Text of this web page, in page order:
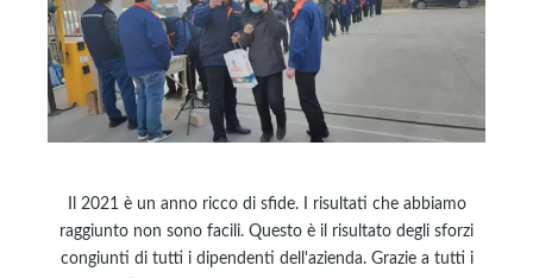
Il 2021 è un anno ricco di sfide. I risultati che abbiamo
raggiunto non sono facili. Questo è il risultato degli sforzi
congiunti di tutti i dipendenti dell'azienda. Grazie a tutti i